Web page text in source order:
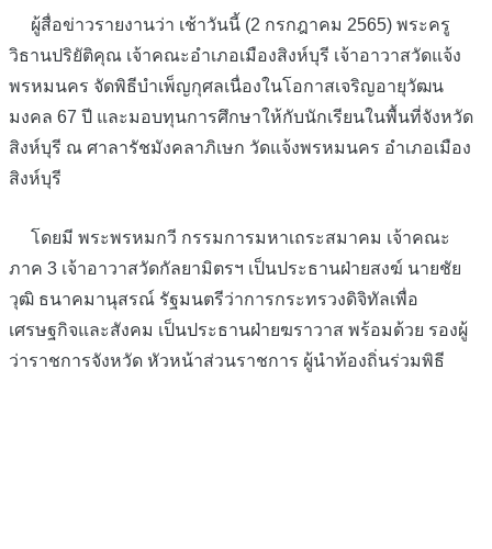
ผู้สื่อข่าวรายงานว่า เช้าวันนี้ (2 กรกฎาคม 2565) พระครู
วิธานปริยัติคุณ เจ้าคณะอำเภอเมืองสิงห์บุรี เจ้าอาวาสวัดแจ้ง
พรหมนคร จัดพิธีบำเพ็ญกุศลเนื่องในโอกาสเจริญอายุวัฒน
มงคล 67 ปี และมอบทุนการศึกษาให้กับนักเรียนในพื้นที่จังหวัด
สิงห์บุรี ณ ศาลารัชมังคลาภิเษก วัดแจ้งพรหมนคร อำเภอเมือง
สิงห์บุรี
โดยมี พระพรหมกวี กรรมการมหาเถระสมาคม เจ้าคณะ
ภาค 3 เจ้าอาวาสวัดกัลยามิตรฯ เป็นประธานฝ่ายสงฆ์ นายชัย
วุฒิ ธนาคมานุสรณ์ รัฐมนตรีว่าการกระทรวงดิจิทัลเพื่อ
เศรษฐกิจและสังคม เป็นประธานฝ่ายฆราวาส พร้อมด้วย รองผู้
ว่าราชการจังหวัด หัวหน้าส่วนราชการ ผู้นำท้องถิ่นร่วมพิธี